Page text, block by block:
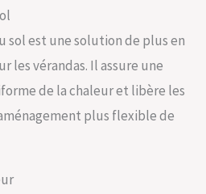
sol est une solution de plus en
les vérandas. Il assure une
de la chaleur et libère les
plus flexible de